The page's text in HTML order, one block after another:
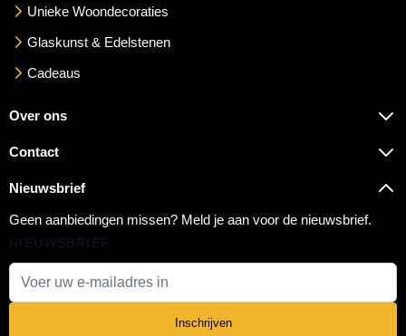
Unieke Woondecoraties
Glaskunst & Edelstenen
Cadeaus
Over ons
Contact
Nieuwsbrief
Geen aanbiedingen missen? Meld je aan voor de nieuwsbrief.
NIEUWSBRIEF
Inschrijven